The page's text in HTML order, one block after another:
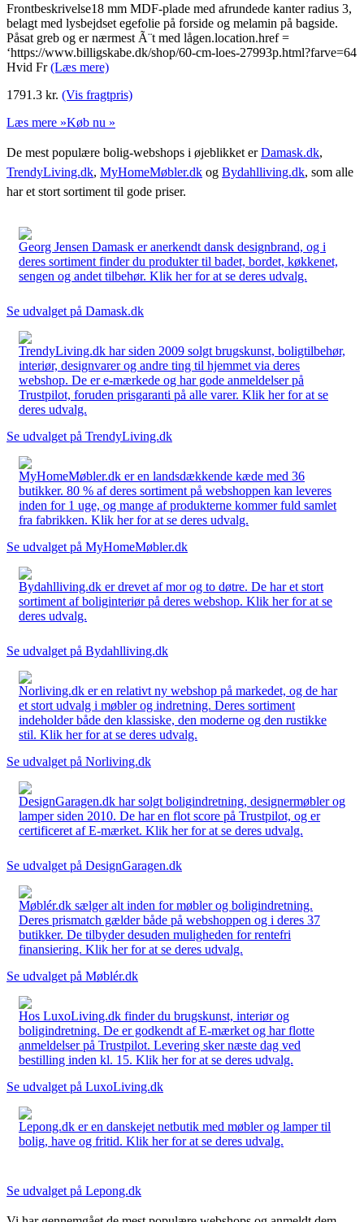
Frontbeskrivelse18 mm MDF-plade med afrundede kanter radius 3,
belagt med lysbejdset egefolie på forside og melamin på bagside.
Påsat greb og er nærmest Ã¨t med lågen.location.href =
‘https://www.billigskabe.dk/shop/60-cm-loes-27993p.html?farve=64
Hvid Fr(Læs mere)
1791.3 kr. (Vis fragtpris)
Læs mere »Køb nu »
De mest populære bolig-webshops i øjeblikket erDamask.dk,
TrendyLiving.dk, MyHomeMøbler.dk og Bydahlliving.dk, som alle
har et stort sortiment til gode priser.
Georg Jensen Damask er anerkendt dansk designbrand, og i
deres sortiment finder du produkter til badet, bordet, køkkenet,
sengen og andet tilbehør. Klik her for at se deres udvalg.
Se udvalget på Damask.dk
TrendyLiving.dk har siden 2009 solgt brugskunst, boligtilbehør,
interiør, designvarer og andre ting til hjemmet via deres
webshop. De er e-mærkede og har gode anmeldelser på
Trustpilot, foruden prisgaranti på alle varer. Klik her for at se
deres udvalg.
Se udvalget på TrendyLiving.dk
MyHomeMøbler.dk er en landsdækkende kæde med 36
butikker. 80 % af deres sortiment på webshoppen kan leveres
inden for 1 uge, og mange af produkterne kommer fuld samlet
fra fabrikken. Klik her for at se deres udvalg.
Se udvalget på MyHomeMøbler.dk
Bydahlliving.dk er drevet af mor og to døtre. De har et stort
sortiment af boliginteriør på deres webshop. Klik her for at se
deres udvalg.
Se udvalget på Bydahlliving.dk
Norliving.dk er en relativt ny webshop på markedet, og de har
et stort udvalg i møbler og indretning. Deres sortiment
indeholder både den klassiske, den moderne og den rustikke
stil. Klik her for at se deres udvalg.
Se udvalget på Norliving.dk
DesignGaragen.dk har solgt boligindretning, designermøbler og
lamper siden 2010. De har en flot score på Trustpilot, og er
certificeret af E-mærket. Klik her for at se deres udvalg.
Se udvalget på DesignGaragen.dk
Møblér.dk sælger alt inden for møbler og boligindretning.
Deres prismatch gælder både på webshoppen og i deres 37
butikker. De tilbyder desuden muligheden for rentefri
finansiering. Klik her for at se deres udvalg.
Se udvalget på Møblér.dk
Hos LuxoLiving.dk finder du brugskunst, interiør og
boligindretning. De er godkendt af E-mærket og har flotte
anmeldelser på Trustpilot. Levering sker næste dag ved
bestilling inden kl. 15. Klik her for at se deres udvalg.
Se udvalget på LuxoLiving.dk
Lepong.dk er en danskejet netbutik med møbler og lamper til
bolig, have og fritid. Klik her for at se deres udvalg.
Se udvalget på Lepong.dk